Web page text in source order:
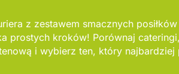
z zestawem smacznych
prostych kroków! Porównaj
i wybierz ten, który najbardziej